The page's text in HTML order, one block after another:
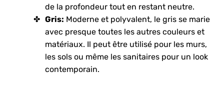
de la profondeur tout en restant neutre.
Gris: Moderne et polyvalent, le gris se marie
avec presque toutes les autres couleurs et
matériaux. Il peut être utilisé pour les murs,
les sols ou même les sanitaires pour un look
contemporain.